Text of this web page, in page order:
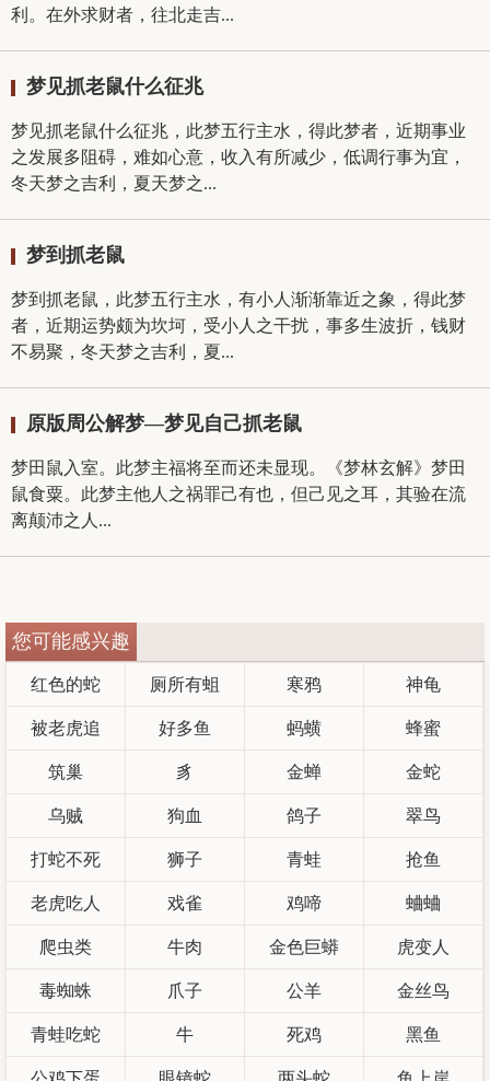
利。在外求财者，往北走吉...
梦见抓老鼠什么征兆
梦见抓老鼠什么征兆，此梦五行主水，得此梦者，近期事业
之发展多阻碍，难如心意，收入有所减少，低调行事为宜，
冬天梦之吉利，夏天梦之...
梦到抓老鼠
梦到抓老鼠，此梦五行主水，有小人渐渐靠近之象，得此梦
者，近期运势颇为坎坷，受小人之干扰，事多生波折，钱财
不易聚，冬天梦之吉利，夏...
原版周公解梦—梦见自己抓老鼠
梦田鼠入室。此梦主福将至而还未显现。《梦林玄解》梦田
鼠食粟。此梦主他人之祸罪己有也，但己见之耳，其验在流
离颠沛之人...
您可能感兴趣
红色的蛇 厕所有蛆 寒鸦 神龟
被老虎追 好多鱼 蚂蟥 蜂蜜
筑巢 豸 金蝉 金蛇
乌贼 狗血 鸽子 翠鸟
打蛇不死 狮子 青蛙 抢鱼
老虎吃人 戏雀 鸡啼 蛐蛐
爬虫类 牛肉 金色巨蟒 虎变人
毒蜘蛛 爪子 公羊 金丝鸟
青蛙吃蛇 牛 死鸡 黑鱼